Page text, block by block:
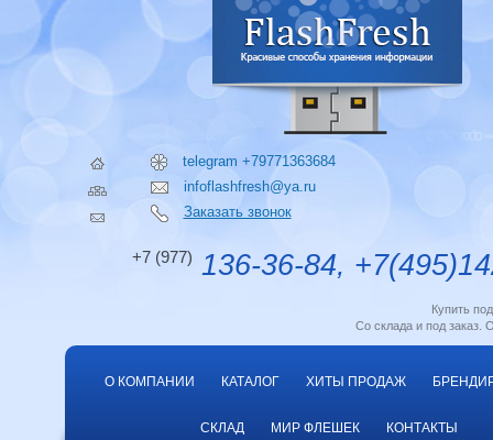
telegram +79771363684
infoflashfresh@ya.ru
Заказать звонок
+7 (977) 136-36-84,
Купить
Со склада и под заказ.
О КОМПАНИИ КАТАЛОГ ХИТЫ ПРОДАЖ
СКЛАД МИР ФЛЕШЕК КОНТАКТЫ